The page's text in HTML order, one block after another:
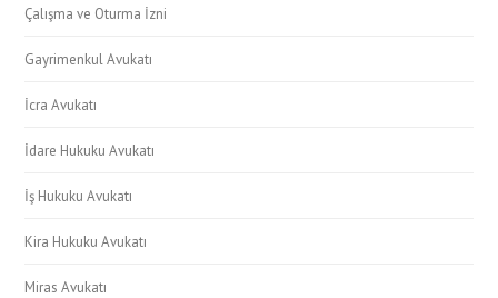
Çalışma ve Oturma İzni
Gayrimenkul Avukatı
İcra Avukatı
İdare Hukuku Avukatı
İş Hukuku Avukatı
Kira Hukuku Avukatı
Miras Avukatı